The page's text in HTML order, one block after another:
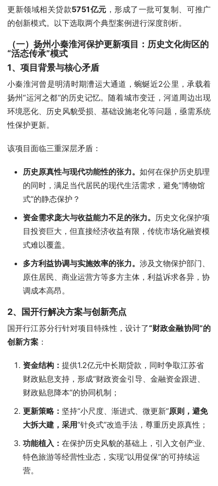
更新领域相关贷款5751亿元 ，形成了一批可复制、可推广
的创新模式。以下选取两个典型案例进行深度剖析。
（一）扬州小秦淮河保护更新项目：历史文化街区的
“活态传承”模式
1、项目背景与核心矛盾
小秦淮河曾是明清时期漕运大通道，蜿蜒近2公里，承载着
扬州“运河之都”的历史记忆。随着城市变迁，河道周边出现
环境恶化、历史风貌受损、基础设施老化等问题，亟需系统
性保护更新。
该项目面临三重深层矛盾：
历史原真性与现代功能性的张力。 如何在保护历史肌理
的同时，满足当代居民的现代生活需求，避免“博物馆
式”的静态保护？
资金需求庞大与收益能力不足的张力。 历史文化保护项
目投资巨大，但直接经济收益有限，传统市场化融资模
式难以覆盖。
多方利益协调与实施效率的张力。 涉及文物保护部门、
原住居民、商业运营方等多方主体，利益诉求各异，协
调成本高昂。
2、国开行解决方案与创新亮点
国开行江苏分行针对项目特殊性，设计了“财政金融协同”的
创新方案 ：
资金结构： 提供1.2亿元中长期贷款，同时争取江苏省
财政贴息支持，形成“财政资金引导、金融资金跟进、
财政贴息降本”的协同机制；
更新策略： 坚持“小尺度、渐进式、微更新”原则，避免
大拆大建，采用“针灸式”改造手法，尊重历史原真性；
功能植入： 在保护历史风貌的基础上，引入文创产业、
特色旅游等经营性业态，实现“以用促保”的可持续运
营。